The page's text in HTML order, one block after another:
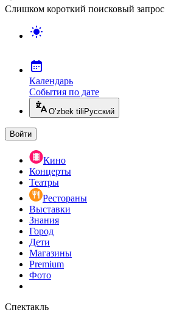
Слишком короткий поисковый запрос
Календарь
События по дате
O’zbek tili Русский
Войти
Кино
Концерты
Театры
Рестораны
Выставки
Знания
Город
Дети
Магазины
Premium
Фото
Спектакль